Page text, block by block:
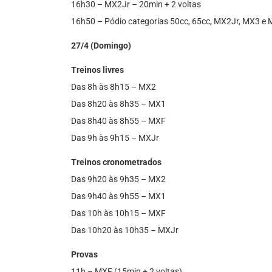
16h30 – MX2Jr – 20min + 2 voltas
16h50 – Pódio categorias 50cc, 65cc, MX2Jr, MX3 e
27/4 (Domingo)
Treinos livres
Das 8h às 8h15 – MX2
Das 8h20 às 8h35 – MX1
Das 8h40 às 8h55 – MXF
Das 9h às 9h15 – MXJr
Treinos cronometrados
Das 9h20 às 9h35 – MX2
Das 9h40 às 9h55 – MX1
Das 10h às 10h15 – MXF
Das 10h20 às 10h35 – MXJr
Provas